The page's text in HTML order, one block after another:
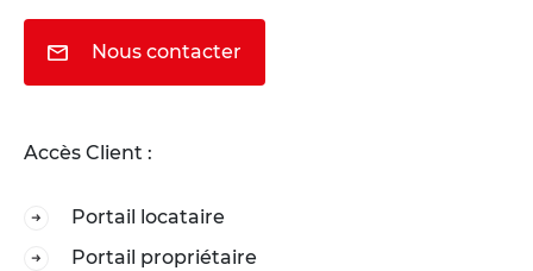
Nous contacter
Accès Client :
Portail locataire
Portail propriétaire